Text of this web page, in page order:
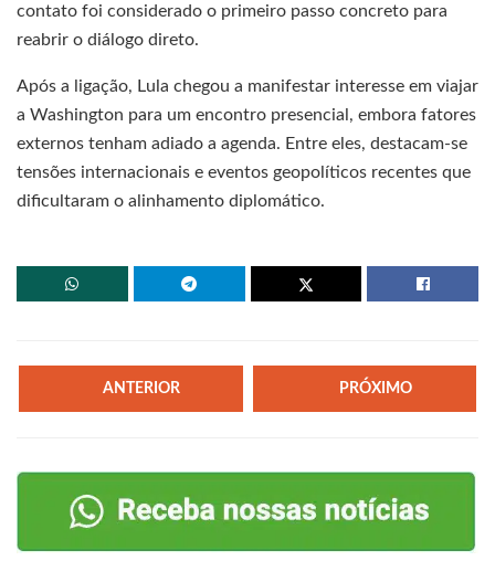
contato foi considerado o primeiro passo concreto para
reabrir o diálogo direto.
Após a ligação, Lula chegou a manifestar interesse em viajar
a Washington para um encontro presencial, embora fatores
externos tenham adiado a agenda. Entre eles, destacam-se
tensões internacionais e eventos geopolíticos recentes que
dificultaram o alinhamento diplomático.
ANTERIOR PRÓXIMO